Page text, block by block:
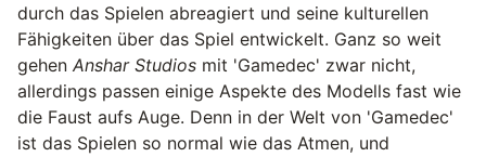
durch das Spielen abreagiert und seine kulturellen
Fähigkeiten über das Spiel entwickelt. Ganz so weit
gehen Anshar Studios mit 'Gamedec' zwar nicht,
allerdings passen einige Aspekte des Modells fast wie
die Faust aufs Auge. Denn in der Welt von 'Gamedec'
ist das Spielen so normal wie das Atmen, und